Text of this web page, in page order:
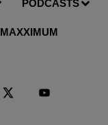
PODCASTS
MAXXIMUM